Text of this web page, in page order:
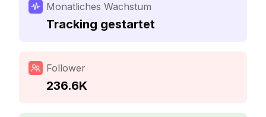
Monatliches Wachstum
Tracking gestartet
Follower
236.6K